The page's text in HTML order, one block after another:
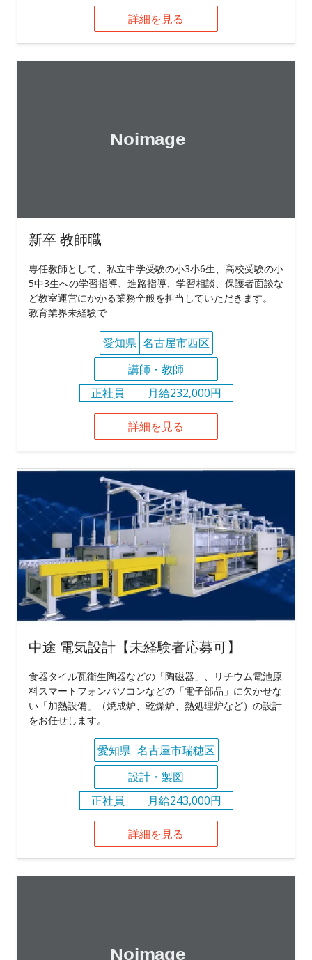
詳細を見る
新卒 教師職
専任教師として、私立中学受験の小3小6生、高校受験の小
5中3生への学習指導、進路指導、学習相談、保護者面談な
ど教室運営にかかる業務全般を担当していただきます。
教育業界未経験で
愛知県 名古屋市西区
講師・教師
正社員
月給232,000円
詳細を見る
中途 電気設計【未経験者応募可】
食器タイル瓦衛生陶器などの「陶磁器」、リチウム電池原
料スマートフォンパソコンなどの「電子部品」に欠かせな
い「加熱設備」（焼成炉、乾燥炉、熱処理炉など）の設計
をお任せします。
愛知県 名古屋市瑞穂区
設計・製図
正社員
月給243,000円
詳細を見る